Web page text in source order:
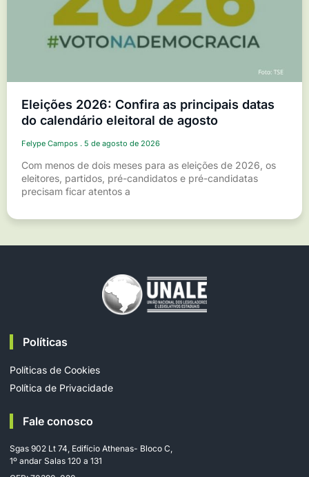
Eleições 2026: Confira as principais datas
do calendário eleitoral de agosto
Felype Campos 5 de agosto de 2026
Com menos de dois meses para as eleições de 2026, os
eleitores, partidos, pré-candidatos e pré-candidatas
precisam ficar atentos a
Políticas
Políticas de Cookies
Política de Privacidade
Fale conosco
Sgas 902 Lt 74, Edifício Athenas- Bloco C,
1º andar Salas 120 a 131